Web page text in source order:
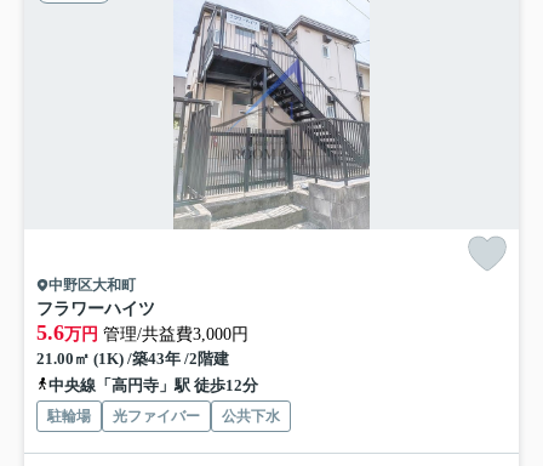
中野区大和町
フラワーハイツ
5.6万円 管理/共益費3,000円
21.00㎡ (1K) /築43年 /2階建
中央線「高円寺」駅 徒歩12分
駐輪場 光ファイバー 公共下水